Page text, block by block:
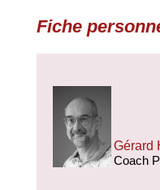
Fiche
Gérard
Coach